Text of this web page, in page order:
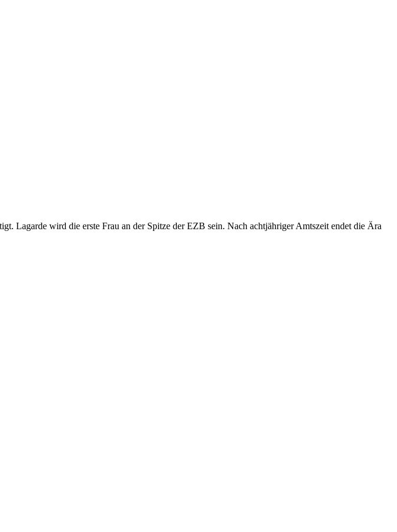
Lagarde wird die erste Frau an der Spitze der EZB sein. Nach achtjähriger Amtszeit endet die Ära